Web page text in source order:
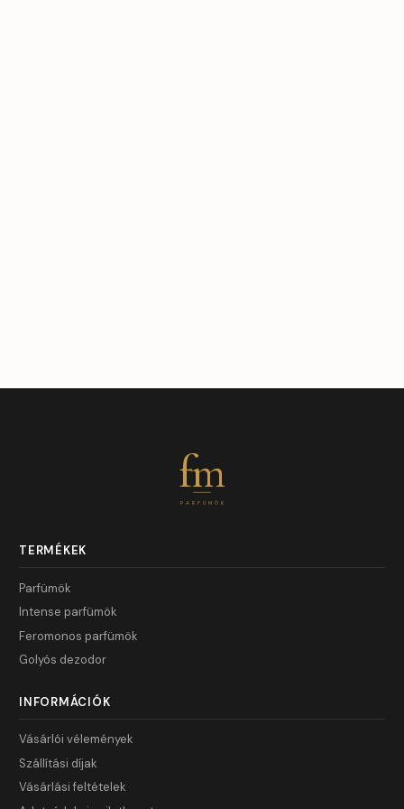
fm
PARFÜMÖK
TERMÉKEK
Parfümök
Intense parfümök
Feromonos parfümök
Golyós dezodor
INFORMÁCIÓK
Vásárlói vélemények
Szállítási díjak
Vásárlási feltételek